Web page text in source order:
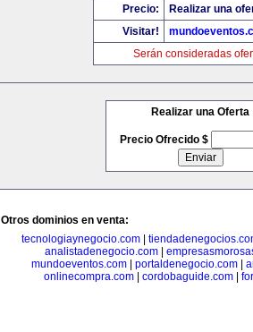
Precio:
Realizar una
Visitar!
Serán consideradas
Realizar una Oferta
Precio Ofrecido $
Otros dominios en venta:
tecnologiaynegocio.com
analistadenegocio.com
mundoeventos.com| portaldenegocio.com|
onlinecompra.com| cordobaguide.com|